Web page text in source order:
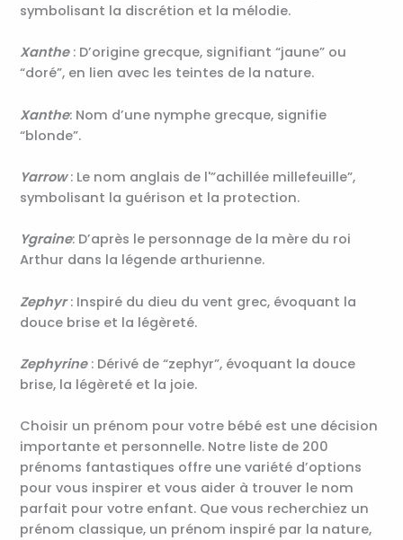
symbolisant la discrétion et la mélodie.
Xanthe: D’origine grecque, signifiant “jaune” ou
“doré”, en lien avec les teintes de la nature.
Xanthe: Nom d’une nymphe grecque, signifie
“blonde”.
Yarrow: Le nom anglais de l'”achillée millefeuille”,
symbolisant la guérison et la protection.
Ygraine: D’après le personnage de la mère du roi
Arthur dans la légende arthurienne.
Zephyr: Inspiré du dieu du vent grec, évoquant la
douce brise et la légèreté.
Zephyrine: Dérivé de “zephyr”, évoquant la douce
brise, la légèreté et la joie.
Choisir un prénom pour votre bébé est une décision
importante et personnelle. Notre liste de 200
prénoms fantastiques offre une variété d’options
pour vous inspirer et vous aider à trouver le nom
parfait pour votre enfant. Que vous recherchiez un
prénom classique, un prénom inspiré par la nature,